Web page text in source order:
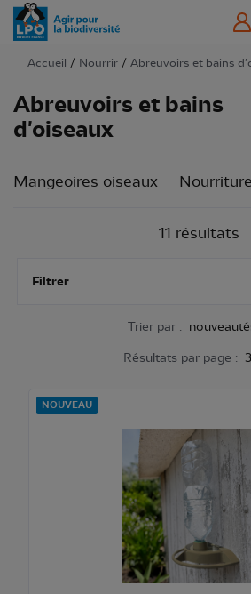
Accueil / Nourrir / Abreuvoirs et bains
Abreuvoirs et bains
d'oiseaux
Mangeoires oiseaux
11 résultats
Filtrer
Trier par :
Résultats par page :
NOUVEAU